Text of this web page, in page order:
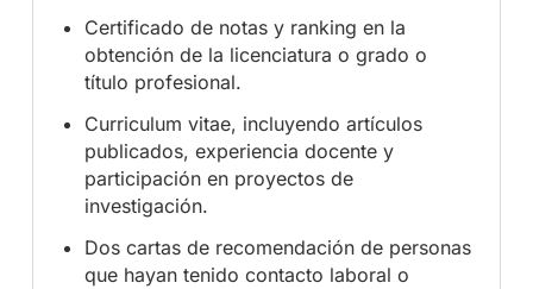
Certificado de notas y ranking en la
obtención de la licenciatura o grado o
título profesional.
Curriculum vitae, incluyendo artículos
publicados, experiencia docente y
participación en proyectos de
investigación.
Dos cartas de recomendación de personas
que hayan tenido contacto laboral o